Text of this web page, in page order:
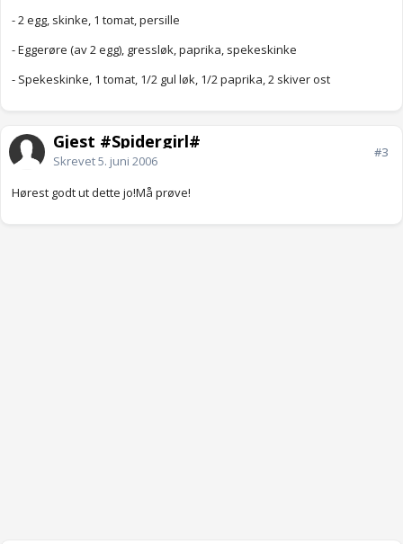
- 2 egg, skinke, 1 tomat, persille
- Eggerøre (av 2 egg), gressløk, paprika, spekeskinke
- Spekeskinke, 1 tomat, 1/2 gul løk, 1/2 paprika, 2 skiver ost
Gjest #Spidergirl#
Skrevet5. juni 2006
#3
Hørest godt ut dette jo!Må prøve!